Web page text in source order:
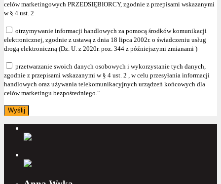
celów marketingowych PRZEDSIĘBIORCY, zgodnie z przepisami wskazanymi
w § 4 ust. 2
otrzymywanie informacji handlowych za pomocą środków komunikacji
elektronicznej, zgodnie z ustawą z dnia 18 lipca 2002r. o świadczeniu usług
drogą elektroniczną (Dz. U. z 2020r. poz. 344 z późniejszymi zmianami )
przetwarzanie swoich danych osobowych i wykorzystanie tych danych,
zgodnie z przepisami wskazanymi w § 4 ust. 2 , w celu przesyłania informacji
handlowych oraz używania telekomunikacyjnych urządzeń końcowych dla
celów marketingu bezpośredniego."